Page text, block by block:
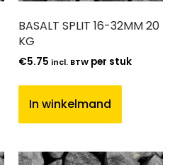
BASALT SPLIT 16-32MM 20
KG
€5.75 incl. BTW per stuk
In winkelmand